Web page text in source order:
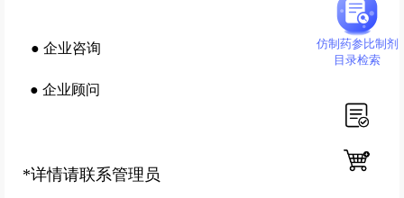
● 企业咨询
● 企业顾问
*详情请联系管理员
仿制药参比制剂
目录检索